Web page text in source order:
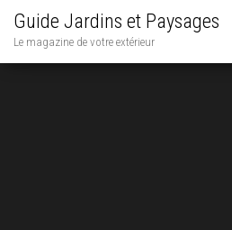
Guide Jardins et Paysages
Le magazine de votre extérieur